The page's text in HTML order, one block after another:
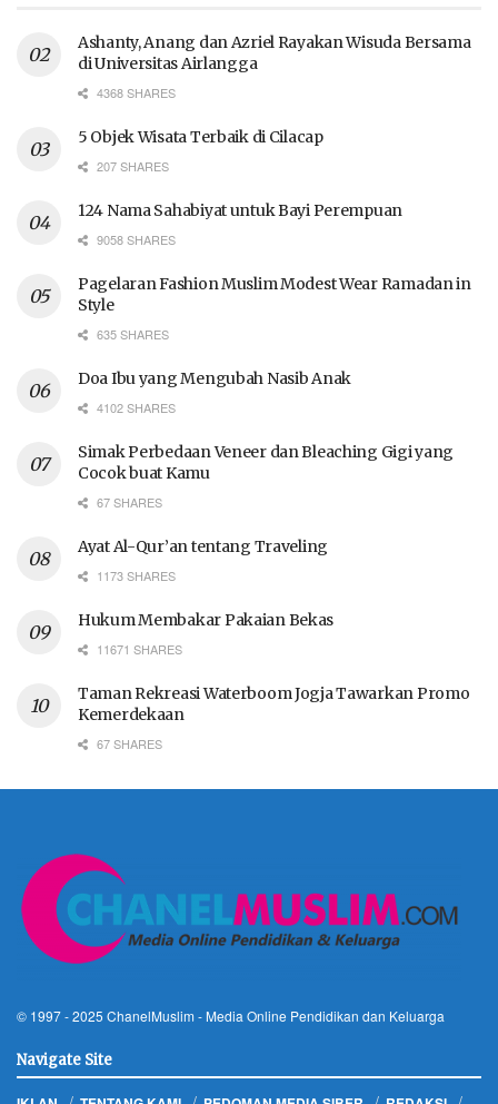
Ashanty, Anang dan Azriel Rayakan Wisuda Bersama
di Universitas Airlangga
4368 SHARES
5 Objek Wisata Terbaik di Cilacap
207 SHARES
124 Nama Sahabiyat untuk Bayi Perempuan
9058 SHARES
Pagelaran Fashion Muslim Modest Wear Ramadan in
Style
635 SHARES
Doa Ibu yang Mengubah Nasib Anak
4102 SHARES
Simak Perbedaan Veneer dan Bleaching Gigi yang
Cocok buat Kamu
67 SHARES
Ayat Al-Qur’an tentang Traveling
1173 SHARES
Hukum Membakar Pakaian Bekas
11671 SHARES
Taman Rekreasi Waterboom Jogja Tawarkan Promo
Kemerdekaan
67 SHARES
© 1997 - 2025 ChanelMuslim - Media Online Pendidikan dan Keluarga
Navigate Site